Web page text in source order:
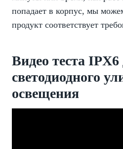
попадает в корпус, мы
продукт соответствует
Видео теста IPX6
светодиодного
освещения